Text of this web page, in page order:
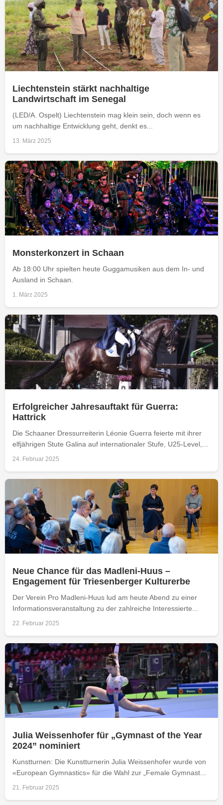
Liechtenstein stärkt nachhaltige
Landwirtschaft im Senegal
(LED/A. Ospelt) Liechtenstein mag klein sein, doch wenn es
um nachhaltige Entwicklung geht, denkt es...
13. März 2025
Monsterkonzert in Schaan
Ab 18:00 Uhr spielten heute Guggamusiken aus dem In- und
Ausland in Schaan.
1. März 2025
Erfolgreicher Jahresauftakt für Guerra:
Hattrick
Die Schaaner Dressurreiterin Léonie Guerra feierte mit ihrer
elfjährigen Stute Galina auf internationaler Stufe, U25-Level,...
24. Februar 2025
Neue Chance für das Madleni-Huus –
Engagement für Triesenberger Kulturerbe
Der Verein Pro Madleni-Huus lud am heute Abend zu einer
Informationsveranstaltung zu der zahlreiche Interessierte...
22. Februar 2025
Julia Weissenhofer für „Gymnast of the Year
2024” nominiert
Kunstturnen: Die Kunstturnerin Julia Weissenhofer wurde von
«European Gymnastics» für die Wahl zur „Female Gymnast...
21. Februar 2025